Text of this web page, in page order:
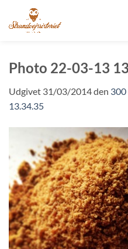
indhold
Photo 22-03-13
Udgivet 31/03/2014den 300
13.34.35